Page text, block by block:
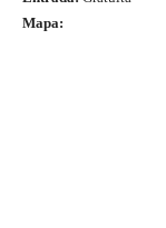
Mapa: